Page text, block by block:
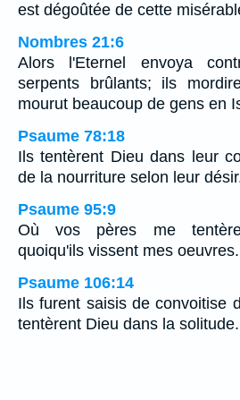
est dégoûtée de cette
Nombres 21:6
Alors l'Eternel envoya
serpents brûlants; ils
mourut beaucoup de gens en
Psaume 78:18
Ils tentèrent Dieu dans leur
de la nourriture selon leur
Psaume 95:9
Où vos pères me
quoiqu'ils vissent mes oeuvres.
Psaume 106:14
Ils furent saisis de convoitise
tentèrent Dieu dans la solitude.